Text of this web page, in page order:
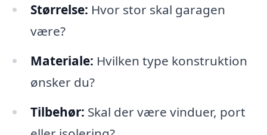
Størrelse: Hvor stor skal garagen
være?
Materiale: Hvilken type konstruktion
ønsker du?
Tilbehør: Skal der være vinduer, port